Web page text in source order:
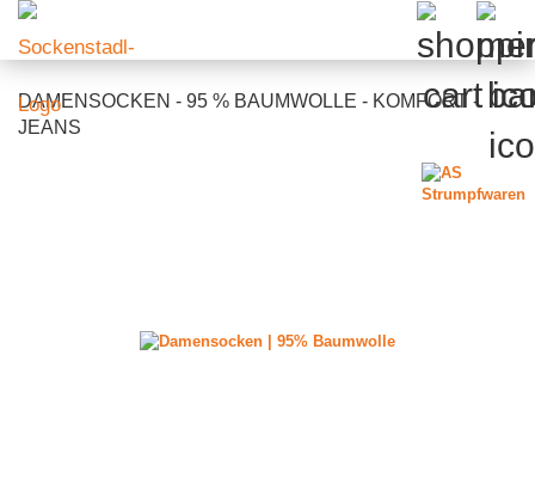
DAMENSOCKEN - 95 % BAUMWOLLE - KOMFORT -
JEANS